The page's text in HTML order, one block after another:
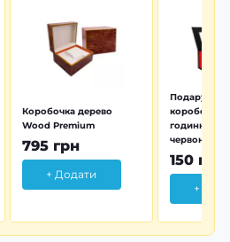
Коробочка дерево
Wood Premium
795 грн
+ Додати
коробочка
годинника
червона
150 грн
+